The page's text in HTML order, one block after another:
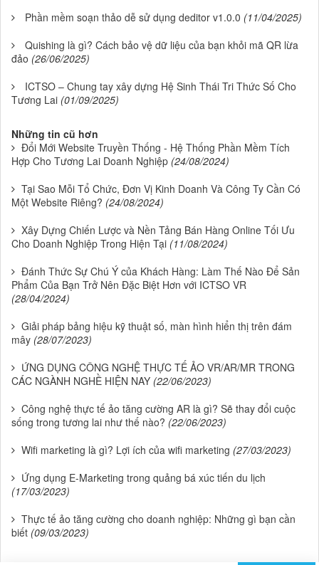
Phần mềm soạn thảo dễ sử dụng deditor v1.0.0 (11/04/2025)
Quishing là gì? Cách bảo vệ dữ liệu của bạn khỏi mã QR lừa
đảo (26/06/2025)
ICTSO – Chung tay xây dựng Hệ Sinh Thái Tri Thức Số Cho
Tương Lai (01/09/2025)
Những tin cũ hơn
Đổi Mới Website Truyền Thống - Hệ Thống Phần Mềm Tích
Hợp Cho Tương Lai Doanh Nghiệp (24/08/2024)
Tại Sao Mỗi Tổ Chức, Đơn Vị Kinh Doanh Và Công Ty Cần Có
Một Website Riêng? (24/08/2024)
Xây Dựng Chiến Lược và Nền Tảng Bán Hàng Online Tối Ưu
Cho Doanh Nghiệp Trong Hiện Tại (11/08/2024)
Đánh Thức Sự Chú Ý của Khách Hàng: Làm Thế Nào Để Sản
Phẩm Của Bạn Trở Nên Đặc Biệt Hơn với ICTSO VR
(28/04/2024)
Giải pháp bảng hiệu kỹ thuật số, màn hình hiển thị trên đám
mây (28/07/2023)
ỨNG DỤNG CÔNG NGHỆ THỰC TẾ ẢO VR/AR/MR TRONG
CÁC NGÀNH NGHỀ HIỆN NAY (22/06/2023)
Công nghệ thực tế ảo tăng cường AR là gì? Sẽ thay đổi cuộc
sống trong tương lai như thế nào? (22/06/2023)
Wifi marketing là gì? Lợi ích của wifi marketing (27/03/2023)
Ứng dụng E-Marketing trong quảng bá xúc tiến du lịch
(17/03/2023)
Thực tế ảo tăng cường cho doanh nghiệp: Những gì bạn cần
biết (09/03/2023)